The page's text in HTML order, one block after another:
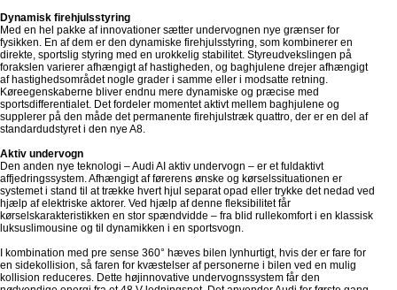
Dynamisk firehjulsstyring
Med en hel pakke af innovationer sætter undervognen nye grænser for
fysikken. En af dem er den dynamiske firehjulsstyring, som kombinerer en
direkte, sportslig styring med en urokkelig stabilitet. Styreudvekslingen på
forakslen varierer afhængigt af hastigheden, og baghjulene drejer afhængigt
af hastighedsområdet nogle grader i samme eller i modsatte retning.
Køreegenskaberne bliver endnu mere dynamiske og præcise med
sportsdifferentialet. Det fordeler momentet aktivt mellem baghjulene og
supplerer på den måde det permanente firehjulstræk quattro, der er en del af
standardudstyret i den nye A8.
Aktiv undervogn
Den anden nye teknologi – Audi AI aktiv undervogn – er et fuldaktivt
affjedringssystem. Afhængigt af førerens ønske og kørselssituationen er
systemet i stand til at trække hvert hjul separat opad eller trykke det nedad ved
hjælp af elektriske aktorer. Ved hjælp af denne fleksibilitet får
kørselskarakteristikken en stor spændvidde – fra blid rullekomfort i en klassisk
luksuslimousine og til dynamikken i en sportsvogn.
I kombination med pre sense 360° hæves bilen lynhurtigt, hvis der er fare for
en sidekollision, så faren for kvæstelser af personerne i bilen ved en mulig
kollision reduceres. Dette højinnovative undervognssystem får den